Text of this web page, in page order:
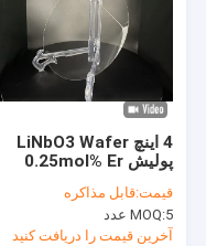
درباره ما
تور کارخانه
با ما تماس بگیرید
اخبار
4 اینچ LiNbO3 Wafer
پولیش 0.25mol% Er
Dope برای کاربردهای
نوری
قیمت:قابل مذاکره
MOQ:5 عدد
آخرین قیمت را دریافت کنید